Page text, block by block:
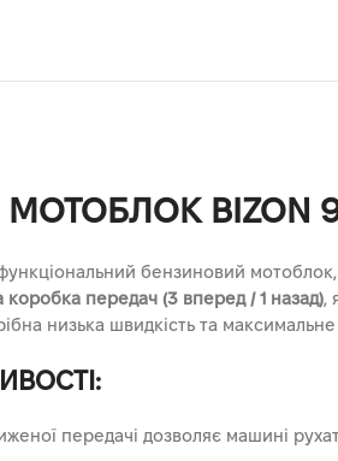
BIZON
бензиновий
коробка передач (3 вперед / 1 назад),
низька швидкість та максимальне
передачі дозволяє машині